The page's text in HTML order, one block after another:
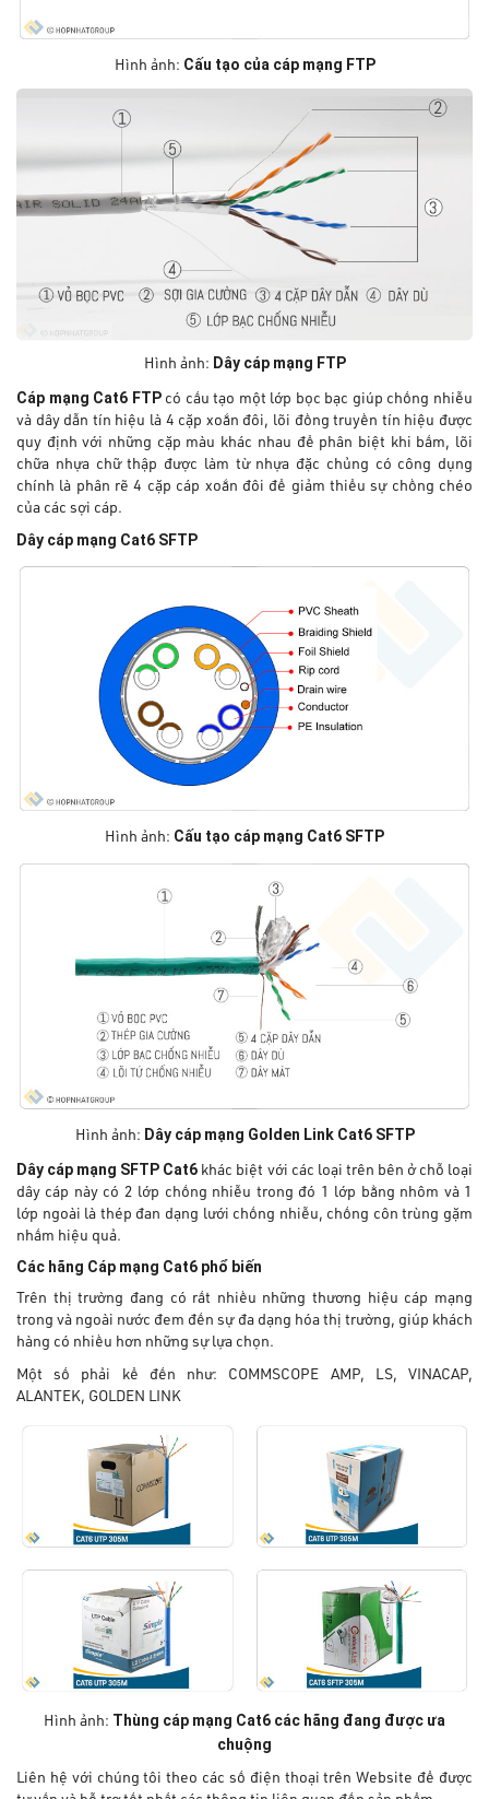
Hình ảnh: Cấu tạo của cáp mạng FTP
Hình ảnh: Dây cáp mạng FTP
Cáp mạng Cat6 FTPcó cấu tạo một lớp bọc bạc giúp chống nhiễu
và dây dẫn tín hiệu là 4 cặp xoắn đôi, lõi đồng truyền tín hiệu được
quy định với những cặp màu khác nhau để phân biệt khi bấm, lõi
chữa nhựa chữ thập được làm từ nhựa đặc chủng có công dụng
chính là phân rẽ 4 cặp cáp xoắn đôi để giảm thiểu sự chồng chéo
của các sợi cáp.
Dây cáp mạng Cat6 SFTP
Hình ảnh: Cấu tạo cáp mạng Cat6 SFTP
Hình ảnh: Dây cáp mạng Golden Link Cat6 SFTP
Dây cáp mạng SFTP Cat6 khác biệt với các loại trên bên ở chỗ loại
dây cáp này có 2 lớp chống nhiễu trong đó 1 lớp bằng nhôm và 1
lớp ngoài là thép đan dạng lưới chống nhiễu, chống côn trùng gặm
nhấm hiệu quả.
Các hãng Cáp mạng Cat6 phổ biến
Trên thị trường đang có rất nhiều những thương hiệu cáp mạng
trong và ngoài nước đem đến sự đa dạng hóa thị trường, giúp khách
hàng có nhiều hơn những sự lựa chọn.
Một số phải kể đến như: COMMSCOPE AMP, LS, VINACAP,
ALANTEK, GOLDEN LINK
Hình ảnh: Thùng cáp mạng Cat6 các hãng đang được ưa
chuộng
Liên hệ với chúng tôi theo các số điện thoại trên Website để được